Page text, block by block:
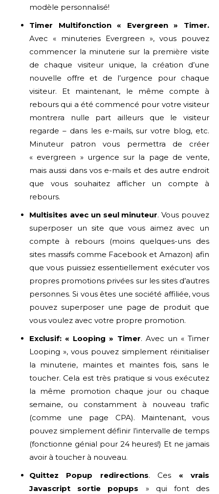
modèle personnalisé!
Timer Multifonction « Evergreen » Timer.
Avec « minuteries Evergreen », vous pouvez
commencer la minuterie sur la première visite
de chaque visiteur unique, la création d’une
nouvelle offre et de l’urgence pour chaque
visiteur. Et maintenant, le même compte à
rebours qui a été commencé pour votre visiteur
montrera nulle part ailleurs que le visiteur
regarde – dans les e-mails, sur votre blog, etc.
Minuteur patron vous permettra de créer
« evergreen » urgence sur la page de vente,
mais aussi dans vos e-mails et des autre endroit
que vous souhaitez afficher un compte à
rebours.
Multisites avec un seul minuteur. Vous pouvez
superposer un site que vous aimez avec un
compte à rebours (moins quelques-uns des
sites massifs comme Facebook et Amazon) afin
que vous puissiez essentiellement exécuter vos
propres promotions privées sur les sites d’autres
personnes. Si vous êtes une société affiliée, vous
pouvez superposer une page de produit que
vous voulez avec votre propre promotion.
Exclusif: « Looping » Timer. Avec un « Timer
Looping », vous pouvez simplement réinitialiser
la minuterie, maintes et maintes fois, sans le
toucher. Cela est très pratique si vous exécutez
la même promotion chaque jour ou chaque
semaine, ou constamment à nouveau trafic
(comme une page CPA). Maintenant, vous
pouvez simplement définir l’intervalle de temps
(fonctionne génial pour 24 heures!) Et ne jamais
avoir à toucher à nouveau.
Quittez Popup redirections. Ces « vrais
Javascript sortie popups » qui font des